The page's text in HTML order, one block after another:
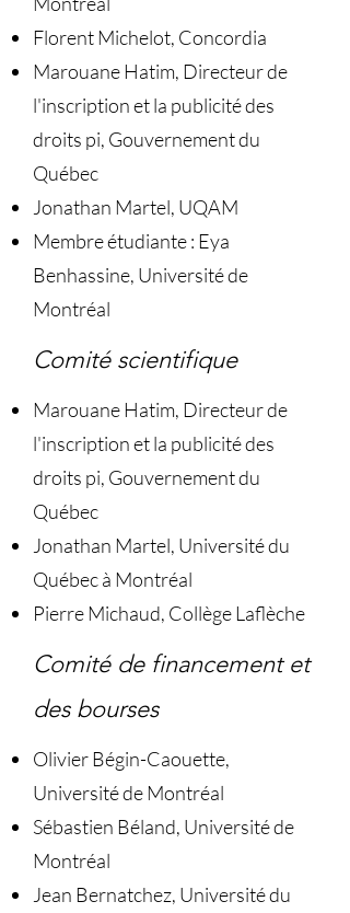
Florent Michelot, Concordia
Marouane Hatim, Directeur de
l'inscription et la publicité des
droits pi, Gouvernement du
Québec
Jonathan Martel, UQAM
Membre étudiante : Eya
Benhassine, Université de
Montréal
Comité scientifique
Marouane Hatim, Directeur de
l'inscription et la publicité des
droits pi, Gouvernement du
Québec
Jonathan Martel, Université du
Québec à Montréal
Pierre Michaud, Collège Laflèche
Comité de financement et
des bourses
Olivier Bégin-Caouette,
Université de Montréal
Sébastien Béland, Université de
Montréal
Jean Bernatchez, Université du